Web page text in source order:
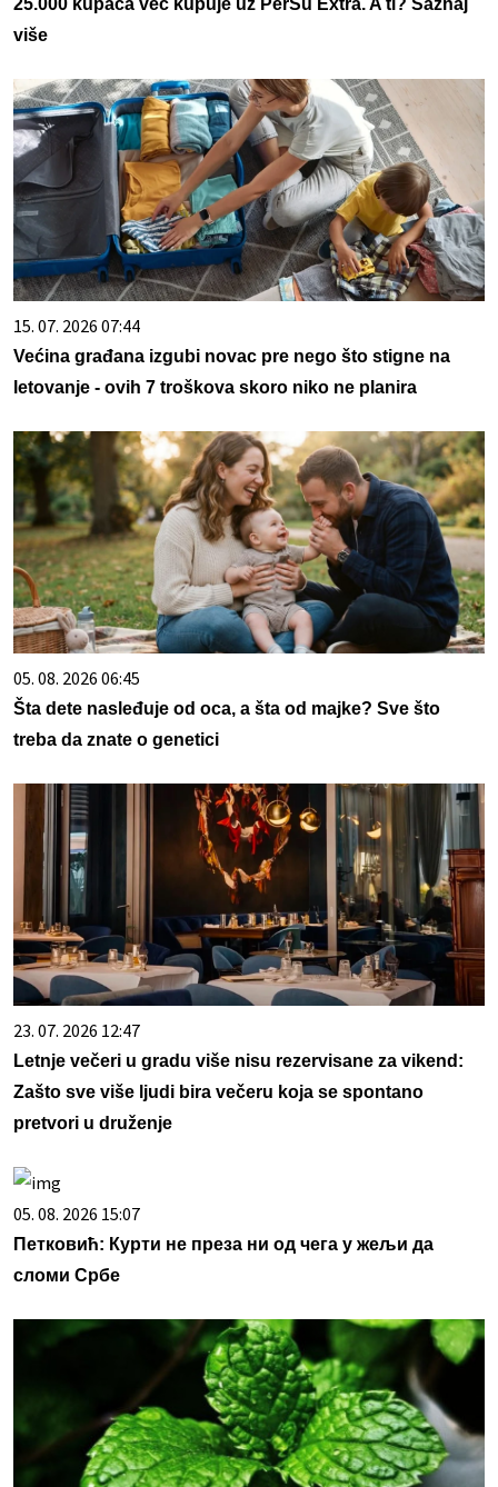
25.000 kupaca već kupuje uz PerSu Extra. A ti? Saznaj
više
15. 07. 2026 07:44
Većina građana izgubi novac pre nego što stigne na
letovanje - ovih 7 troškova skoro niko ne planira
05. 08. 2026 06:45
Šta dete nasleđuje od oca, a šta od majke? Sve što
treba da znate o genetici
23. 07. 2026 12:47
Letnje večeri u gradu više nisu rezervisane za vikend:
Zašto sve više ljudi bira večeru koja se spontano
pretvori u druženje
05. 08. 2026 15:07
Петковић: Курти не преза ни од чега у жељи да
сломи Србе